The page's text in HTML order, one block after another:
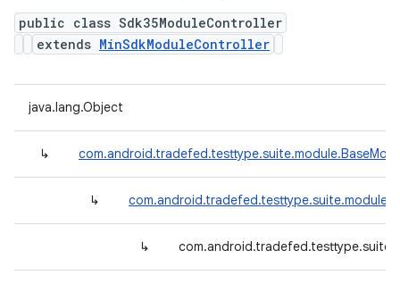
public class Sdk35ModuleController
extends MinSdkModuleController
java.lang.Object
↳
↳
↳